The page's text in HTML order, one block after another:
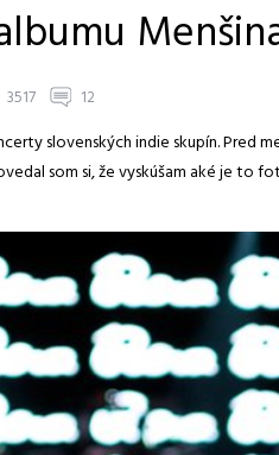
3517 12
slovenských indie skupín. Pred
som si, že vyskúšam aké je to